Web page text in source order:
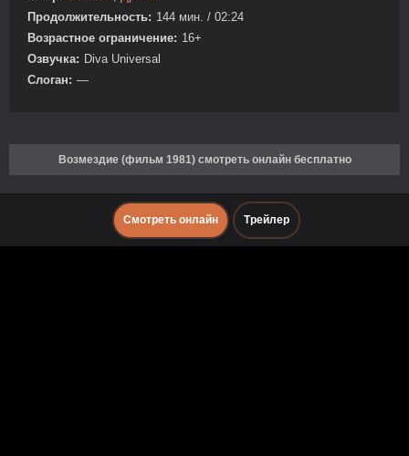
Продолжительность: 144 мин. / 02:24
Возрастное ограничение: 16+
Озвучка: Diva Universal
Слоган: —
Возмездие (фильм 1981) смотреть онлайн бесплатно
Смотреть онлайн Трейлер